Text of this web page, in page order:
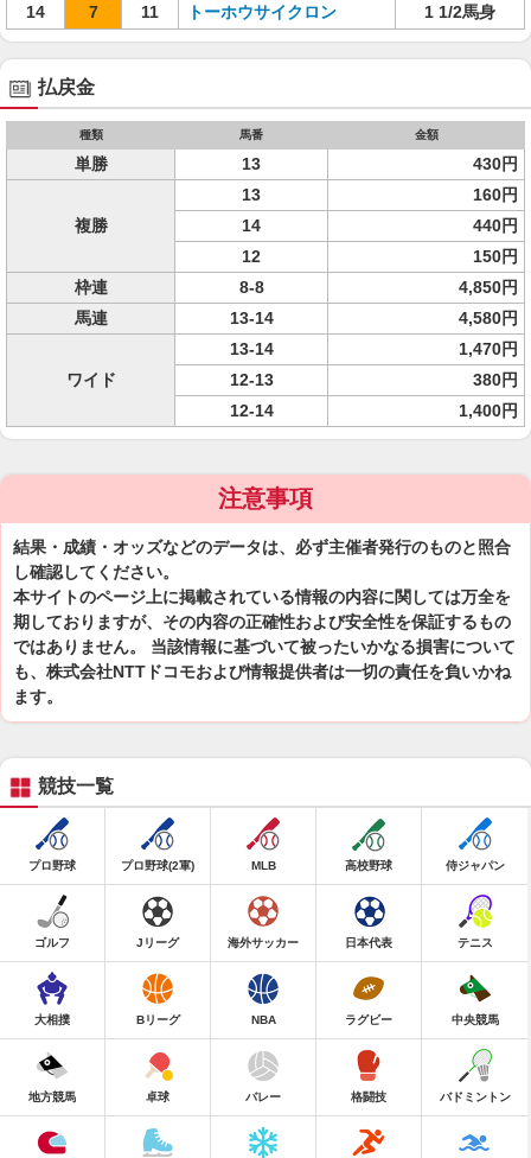
14
7 11 トーホウサイクロン 1 1/2馬身
払戻金
種類 馬番 金額
単勝 13 430円
複勝
13
160円
14
440円
12
150円
枠連
8-8
4,850円
馬連
13-14 4,580円
ワイド
13-14
1,470円
12-13
380円
12-14
1,400円
注意事項
結果・成績・オッズなどのデータは、必ず主催者発行のものと照合
し確認してください。
本サイトのページ上に掲載されている情報の内容に関しては万全を
期しておりますが、その内容の正確性および安全性を保証するもの
ではありません。 当該情報に基づいて被ったいかなる損害について
も、株式会社NTTドコモおよび情報提供者は一切の責任を負いかね
ます。
競技一覧
プロ野球 プロ野球(2軍) MLB 高校野球 侍ジャパン
ゴルフ Jリーグ 海外サッカー 日本代表 テニス
大相撲 Bリーグ NBA ラグビー 中央競馬
地方競馬 卓球 バレー 格闘技 バドミントン